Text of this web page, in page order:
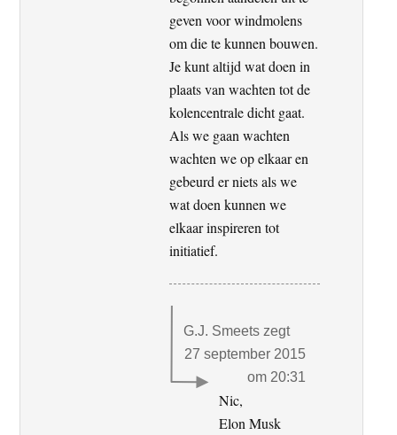
geven voor windmolens
om die te kunnen bouwen.
Je kunt altijd wat doen in
plaats van wachten tot de
kolencentrale dicht gaat.
Als we gaan wachten
wachten we op elkaar en
gebeurd er niets als we
wat doen kunnen we
elkaar inspireren tot
initiatief.
G.J. Smeets zegt
27 september 2015
om 20:31
Nic,
Elon Musk